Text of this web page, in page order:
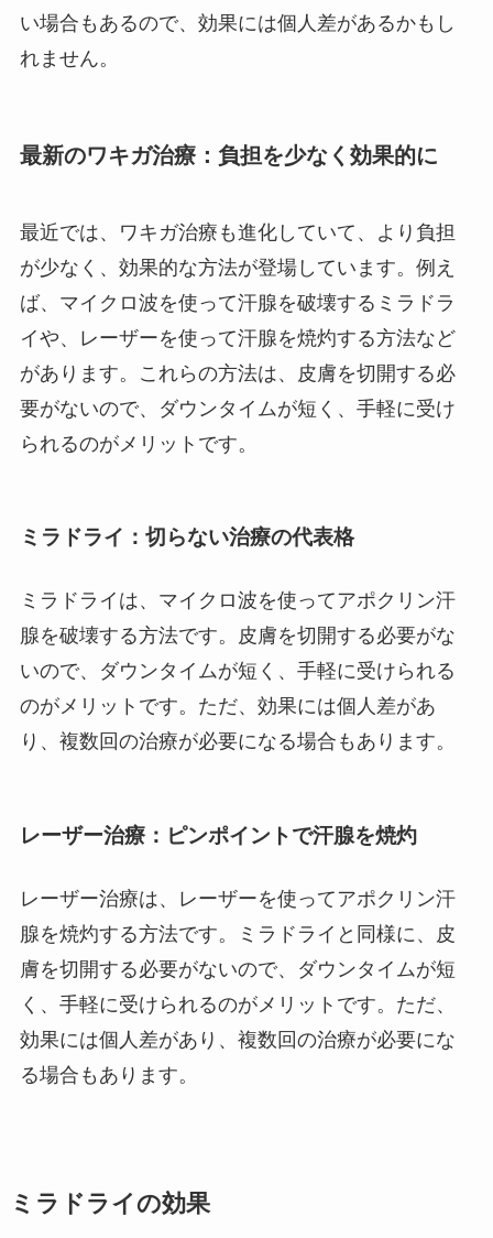
い場合もあるので、効果には個人差があるかもし
れません。
最新のワキガ治療：負担を少なく効果的に
最近では、ワキガ治療も進化していて、より負担
が少なく、効果的な方法が登場しています。例え
ば、マイクロ波を使って汗腺を破壊するミラドラ
イや、レーザーを使って汗腺を焼灼する方法など
があります。これらの方法は、皮膚を切開する必
要がないので、ダウンタイムが短く、手軽に受け
られるのがメリットです。
ミラドライ：切らない治療の代表格
ミラドライは、マイクロ波を使ってアポクリン汗
腺を破壊する方法です。皮膚を切開する必要がな
いので、ダウンタイムが短く、手軽に受けられる
のがメリットです。ただ、効果には個人差があ
り、複数回の治療が必要になる場合もあります。
レーザー治療：ピンポイントで汗腺を焼灼
レーザー治療は、レーザーを使ってアポクリン汗
腺を焼灼する方法です。ミラドライと同様に、皮
膚を切開する必要がないので、ダウンタイムが短
く、手軽に受けられるのがメリットです。ただ、
効果には個人差があり、複数回の治療が必要にな
る場合もあります。
ミラドライの効果